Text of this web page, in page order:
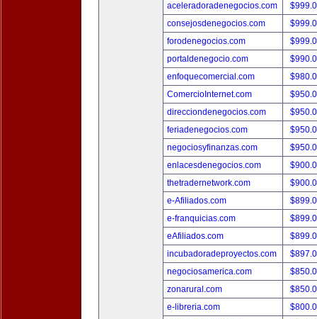
aceleradoradenegocios.com
consejosdenegocios.com
forodenegocios.com
portaldenegocio.com
enfoquecomercial.com
ComercioInternet.com
direcciondenegocios.com
feriadenegocios.com
negociosyfinanzas.com
enlacesdenegocios.com
thetradernetwork.com
e-Afiliados.com
e-franquicias.com
eAfiliados.com
incubadoradeproyectos.com
negociosamerica.com
zonarural.com
e-libreria.com